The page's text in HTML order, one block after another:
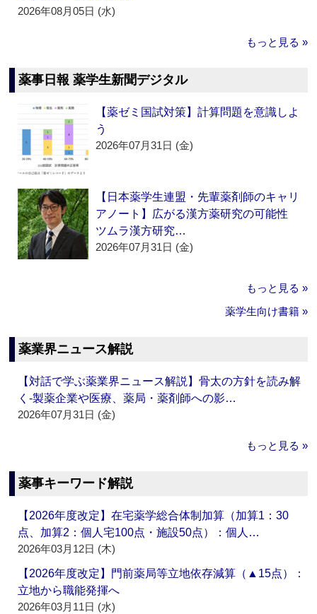
2026年08月05日 (水)
もっと見る »
薬事日報 薬学生新聞デジタル
【薬ゼミ国試対策】計算問題を意識しよ
う
2026年07月31日 (金)
【日本薬学生連盟・先輩薬剤師のキャリ
アノート】広がる漢方薬研究の可能性
ツムラ漢方研究…
2026年07月31日 (金)
もっと見る »
薬学生向け書籍 »
薬業界ニュース解説
【対話で学ぶ薬業界ニュース解説】骨太の方針を読み解
く‐製薬企業や医療、薬局・薬剤師への影…
2026年07月31日 (金)
もっと見る »
薬事キーワード解説
【2026年度改定】在宅薬学総合体制加算（加算1：30
点、加算2：個人宅100点・施設50点）：個人…
2026年03月12日 (木)
【2026年度改定】門前薬局等立地依存減算（▲15点）：
立地から職能発揮へ
2026年03月11日 (水)